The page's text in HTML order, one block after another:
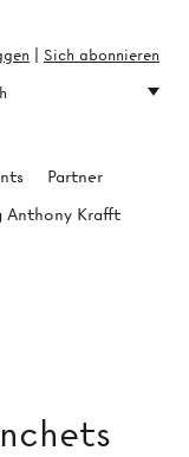
Partner
Anthony Krafft
Sich abonnieren